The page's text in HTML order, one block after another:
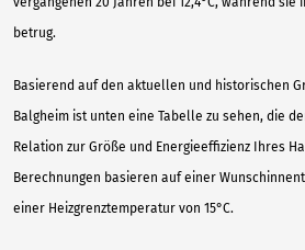
betrug.
Basierend auf den aktuellen und historischen
Balgheim ist unten eine Tabelle zu sehen, die
Relation zur Größe und Energieeffizienz Ihres
Berechnungen basieren auf einer
einer Heizgrenztemperatur von 15°C.